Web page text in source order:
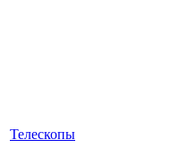
Телескопы